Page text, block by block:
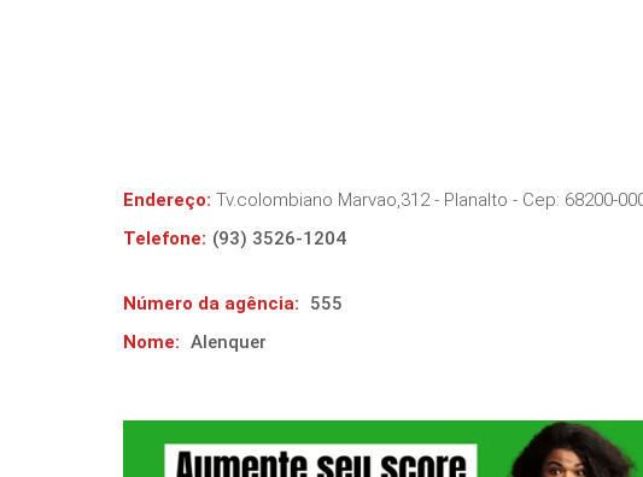
Endereço: Tv.colombiano Marvao,312 - Planalto - Cep: 68200-
Telefone: (93) 3526-1204
Número da agência:
555
Nome: Alenquer